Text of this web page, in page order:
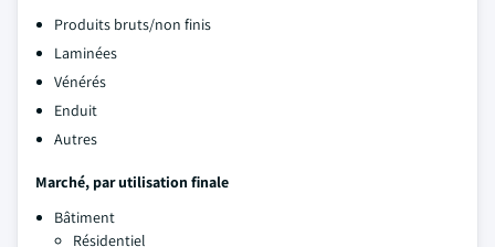
Produits bruts/non finis
Laminées
Vénérés
Enduit
Autres
Marché, par utilisation finale
Bâtiment
Résidentiel